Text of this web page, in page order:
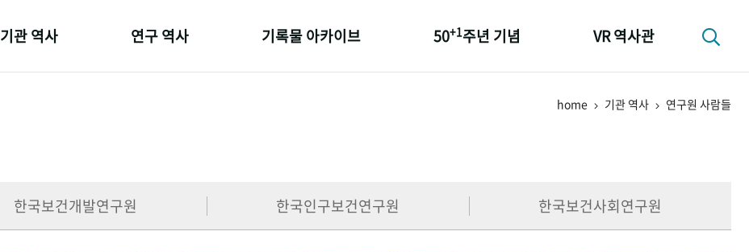
기관 역사 연구 역사 기록물 아카이브 50+1주년 기념
세계와 함께 한 KIHASA
VR 역사관
home 기관 역사 연구원 사람들
한국보건개발연구원 한국인구보건연구원 한국보건사회연구원